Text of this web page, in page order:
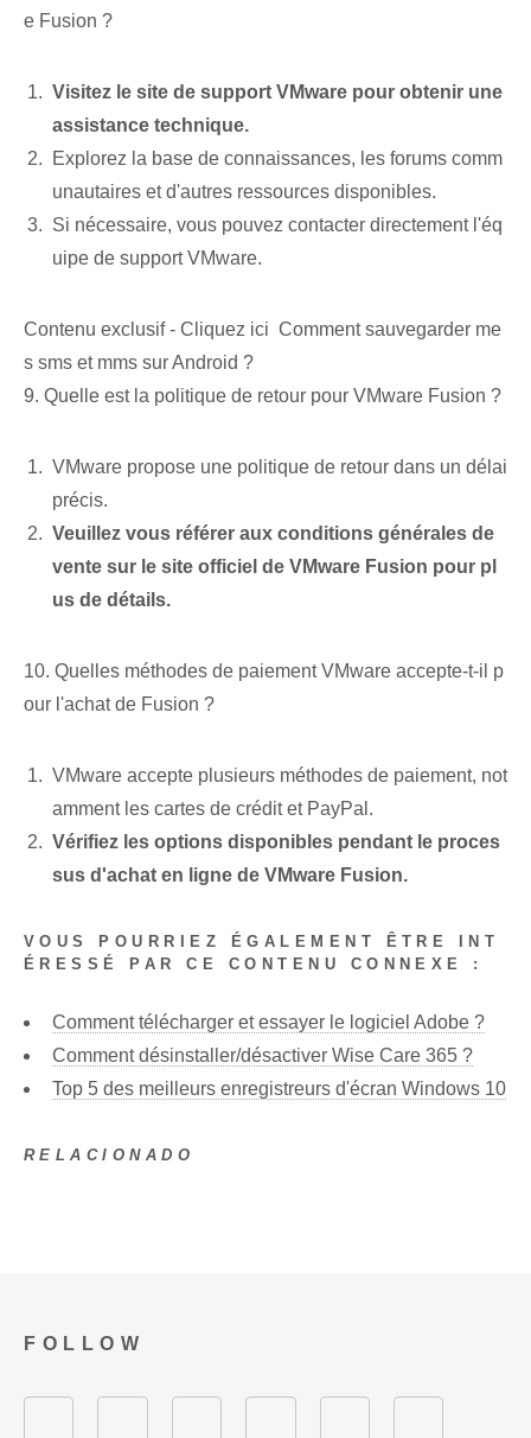
e Fusion ?
Visitez le site de support VMware pour obtenir une
assistance technique.
Explorez la base de connaissances, les forums comm
unautaires et d'autres ressources disponibles.
Si nécessaire, vous pouvez contacter directement l'éq
uipe de support VMware.
Contenu exclusif - Cliquez ici Comment sauvegarder me
s sms et mms sur Android ?
9. Quelle est la politique de retour pour VMware Fusion ?
VMware propose une politique de retour dans un délai
précis.
Veuillez vous référer aux conditions générales de
vente sur le site officiel de VMware Fusion pour pl
us de détails.
10. Quelles méthodes de paiement VMware accepte-t-il p
our l'achat de Fusion ?
VMware accepte plusieurs méthodes de paiement, not
amment les cartes de crédit et PayPal.
Vérifiez les options disponibles pendant le proces
sus d'achat en ligne de VMware Fusion.
VOUS POURRIEZ ÉGALEMENT ÊTRE INT
ÉRESSÉ PAR CE CONTENU CONNEXE :
Comment télécharger et essayer le logiciel Adobe ?
Comment désinstaller/désactiver Wise Care 365 ?
Top 5 des meilleurs enregistreurs d'écran Windows 10
RELACIONADO
FOLLOW